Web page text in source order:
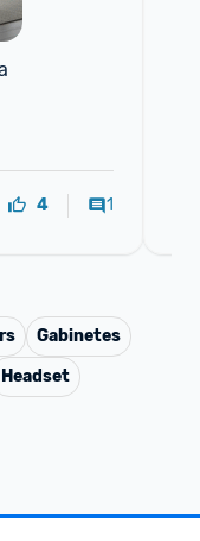
4 1
Gabinetes
Headset